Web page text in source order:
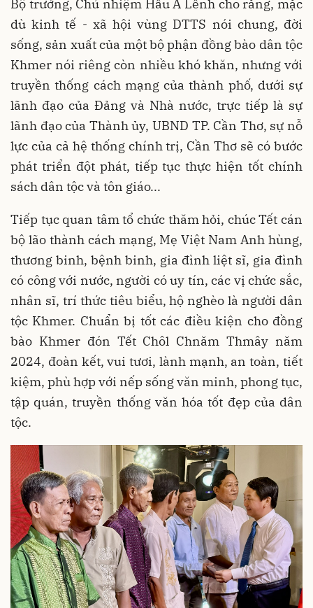
Bộ trưởng, Chủ nhiệm Hầu A Lềnh cho rằng, mặc
dù kinh tế - xã hội vùng DTTS nói chung, đời
sống, sản xuất của một bộ phận đồng bào dân tộc
Khmer nói riêng còn nhiều khó khăn, nhưng với
truyền thống cách mạng của thành phố, dưới sự
lãnh đạo của Đảng và Nhà nước, trực tiếp là sự
lãnh đạo của Thành ủy, UBND TP. Cần Thơ, sự nỗ
lực của cả hệ thống chính trị, Cần Thơ sẽ có bước
phát triển đột phát, tiếp tục thực hiện tốt chính
sách dân tộc và tôn giáo...
Tiếp tục quan tâm tổ chức thăm hỏi, chúc Tết cán
bộ lão thành cách mạng, Mẹ Việt Nam Anh hùng,
thương binh, bệnh binh, gia đình liệt sĩ, gia đình
có công với nước, người có uy tín, các vị chức sắc,
nhân sĩ, trí thức tiêu biểu, hộ nghèo là người dân
tộc Khmer. Chuẩn bị tốt các điều kiện cho đồng
bào Khmer đón Tết Chôl Chnăm Thmây năm
2024, đoàn kết, vui tươi, lành mạnh, an toàn, tiết
kiệm, phù hợp với nếp sống văn minh, phong tục,
tập quán, truyền thống văn hóa tốt đẹp của dân
tộc.